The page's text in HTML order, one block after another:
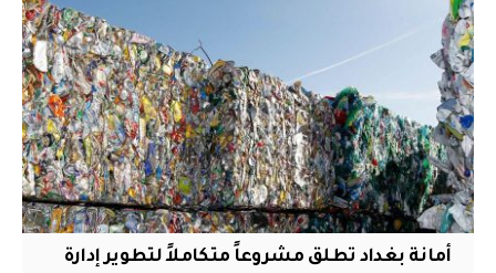
أمانة بغداد تطلق مشروعاً متكاملاً لتطوير إدارة